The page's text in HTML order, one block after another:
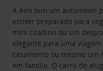
A Avis tem um automóvel
estiver preparado para
mini citadino ou um
elegante para uma
casamento ou mesmo um
em família. O carro de